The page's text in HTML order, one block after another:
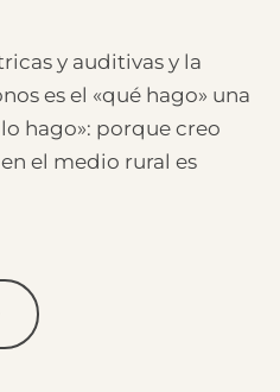
y auditivas y la
es el «qué hago» una
hago»: porque creo
el medio rural es